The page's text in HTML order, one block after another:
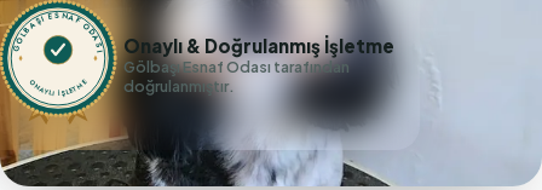
GÖLBAŞI ESNAF ODASI
ONAYLI İŞLETME
Onaylı & Doğrulanmış İşletme
Gölbaşı Esnaf Odası tarafından
doğrulanmıştır.